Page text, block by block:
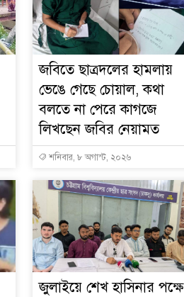
জবিতে ছাত্রদলের হামলায়
ভেঙে গেছে চোয়াল, কথা
বলতে না পেরে কাগজে
লিখছেন জবির নেয়ামত
শনিবার, ৮ অগাস্ট, ২০২৬
জুলাইয়ে শেখ হাসিনার পক্ষে